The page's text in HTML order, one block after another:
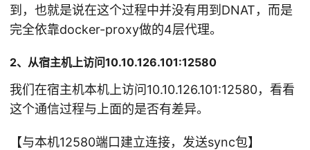
到，也就是说在这个过程中并没有用到DNAT，而是
完全依靠docker-proxy做的4层代理。
2、从宿主机上访问10.10.126.101:12580
我们在宿主机本机上访问10.10.126.101:12580，看看
这个通信过程与上面的是否有差异。
【与本机12580端口建立连接，发送sync包】